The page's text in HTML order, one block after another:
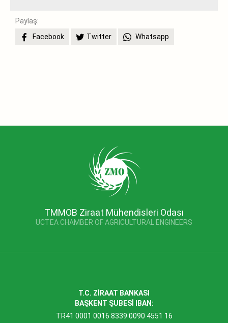
Paylaş:
Facebook
Twitter Whatsapp
TMMOB Ziraat Mühendisleri Odası
UCTEA CHAMBER OF AGRICULTURAL ENGINEERS
T.C. ZİRAAT BANKASI
BAŞKENT ŞUBESİ IBAN:
TR41 0001 0016 8339 0090 4551 16